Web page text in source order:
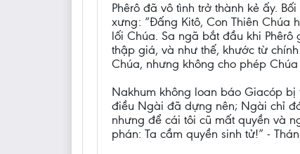
Phêrô đã vô tình trở thành kẻ ấy.
xưng: “Đấng Kitô, Con Thiên Chúa
lối Chúa. Sa ngã bắt đầu khi
thập giá, và như thế, khước từ
Chúa, nhưng không cho phép
Nakhum không loan báo Giacóp
điều Ngài đã dựng nên; Ngài chỉ
nhưng để cái tôi cũ mất quyền và
phán: Ta cầm quyền sinh tử!” -